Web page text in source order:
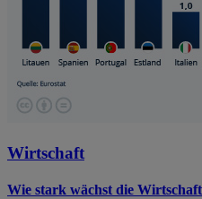
Wirtschaft
Wie stark wächst die